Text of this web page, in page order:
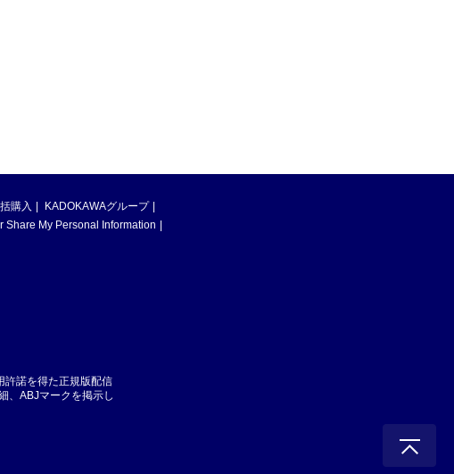
購入
KADOKAWAグループ
Share My Personal Information
許諾を得た正規版配信
、ABJマークを掲示し